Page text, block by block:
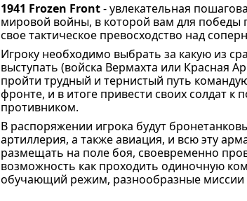
1941 Frozen Front- увлекательная
мировой войны, в которой вам для победы
свое тактическое превосходство над
Игроку необходимо выбрать за какую из
выступать (войска Вермахта или Красная
пройти трудный и тернистый путь
фронте, и в итоге привести своих солдат к
противником.
В распоряжении игрока будут
артиллерия, а также авиация, и всю эту
размещать на поле боя, своевременно
возможность как проходить одиночную
обучающий режим, разнообразные миссии